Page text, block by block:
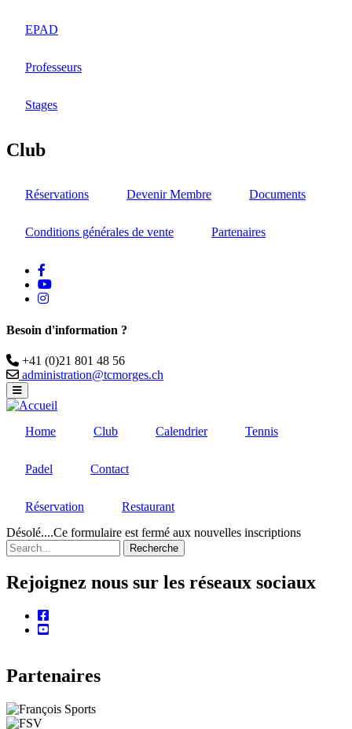
EPAD
Professeurs
Stages
Club
Réservations Devenir Membre Documents
Conditions générales de vente Partenaires
Youtube
instagram
Besoin d'information ?
Téléphone
+41 (0)21 801 48 56
Email
administration@tcmorges.ch
Home Club Calendrier Tennis
Padel Contact
Réservation Restaurant
Message
d'état
Désolé....Ce formulaire est fermé aux nouvelles inscriptions
Recherche
Rejoignez nous sur les réseaux sociaux
facebook
youtube
Partenaires